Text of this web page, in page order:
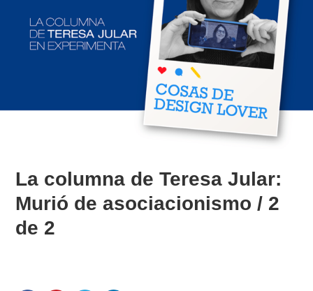
La columna de Teresa Jular:
Murió de asociacionismo / 2
de 2